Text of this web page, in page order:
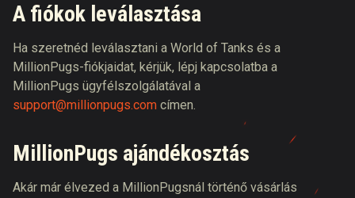
A fiókok leválasztása
Ha szeretnéd leválasztani a World of Tanks és a
MillionPugs-fiókjaidat, kérjük, lépj kapcsolatba a
MillionPugs ügyfélszolgálatával a
support@millionpugs.com címen.
MillionPugs ajándékosztás
Akár már élvezed a MillionPugsnál történő vásárlás